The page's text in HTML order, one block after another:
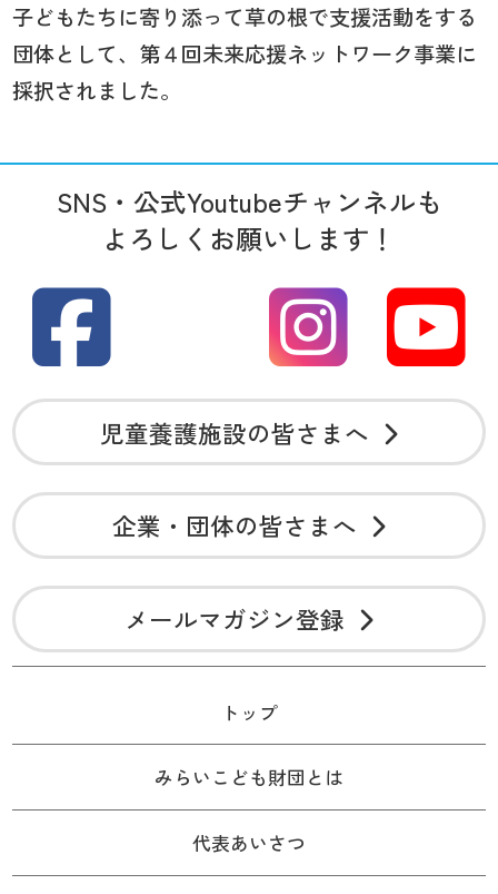
子どもたちに寄り添って草の根で支援活動をする
団体として、第４回未来応援ネットワーク事業に
採択されました。
SNS・公式Youtubeチャンネルも
よろしくお願いします！
児童養護施設の皆さまへ
企業・団体の皆さまへ
メールマガジン登録
トップ
みらいこども財団とは
代表あいさつ